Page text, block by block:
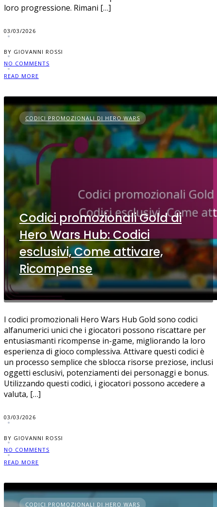
loro progressione. Rimani […]
03/03/2026
BY GIOVANNI ROSSI
NO COMMENTS
READ MORE
CODICI PROMOZIONALI DI HERO WARS
Codici promozionali Gold di
Hero Wars Hub: Codici
esclusivi, Come attivare,
Ricompense
I codici promozionali Hero Wars Hub Gold sono codici
alfanumerici unici che i giocatori possono riscattare per
entusiasmanti ricompense in-game, migliorando la loro
esperienza di gioco complessiva. Attivare questi codici è
un processo semplice che sblocca risorse preziose, inclusi
oggetti esclusivi, potenziamenti dei personaggi e bonus.
Utilizzando questi codici, i giocatori possono accedere a
valuta, […]
03/03/2026
BY GIOVANNI ROSSI
NO COMMENTS
READ MORE
CODICI PROMOZIONALI DI HERO WARS